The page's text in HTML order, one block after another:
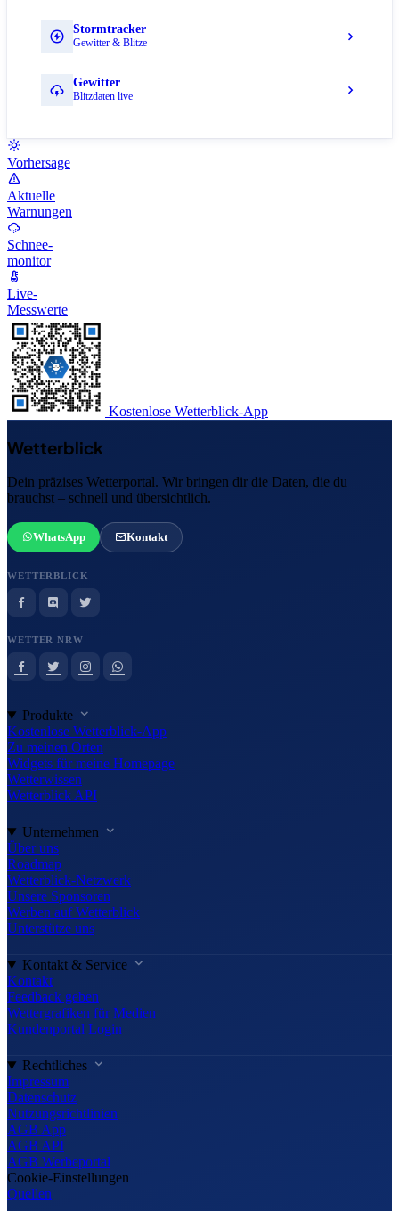
Stormtracker
Gewitter & Blitze
Gewitter
Blitzdaten live
Vorhersage
Aktuelle
Warnungen
Schnee-
monitor
Live-
Messwerte
Kostenlose Wetterblick-App
Wetterblick
Dein präzises Wetterportal. Wir bringen dir die Daten, die du
brauchst – schnell und übersichtlich.
WhatsApp Kontakt
WETTERBLICK
WETTER NRW
Produkte
Kostenlose Wetterblick-App
Zu meinen Orten
Widgets für meine Homepage
Wetterwissen
Wetterblick API
Unternehmen
Über uns
Roadmap
Wetterblick-Netzwerk
Unsere Sponsoren
Werben auf Wetterblick
Unterstütze uns
Kontakt & Service
Kontakt
Feedback geben
Wettergrafiken für Medien
Kundenportal Login
Rechtliches
Impressum
Datenschutz
Nutzungsrichtlinien
AGB App
AGB API
AGB Werbeportal
Cookie-Einstellungen
Quellen